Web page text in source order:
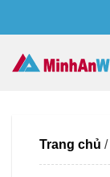
content
Trang chủ /